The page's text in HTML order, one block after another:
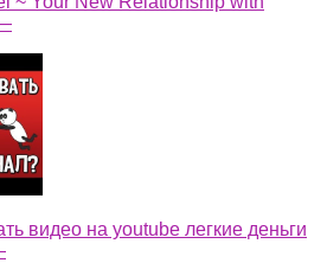
видео на youtube легкие деньги